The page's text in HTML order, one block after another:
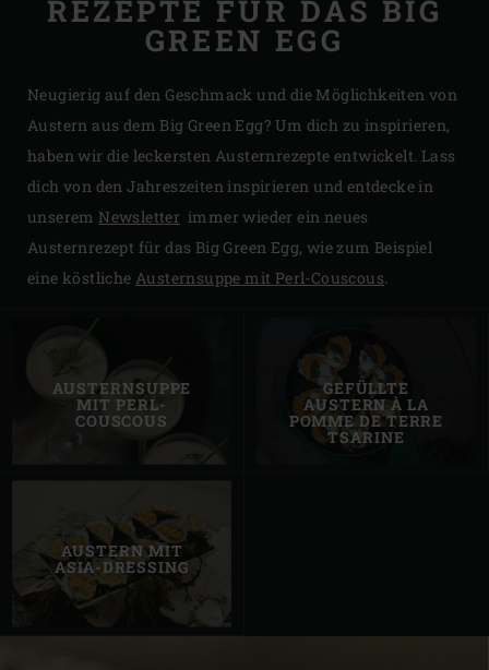
REZEPTE FÜR DAS BIG
GREEN EGG
Neugierig auf den Geschmack und die Möglichkeiten von
Austern aus dem Big Green Egg? Um dich zu inspirieren,
haben wir die leckersten Austernrezepte entwickelt. Lass
dich von den Jahreszeiten inspirieren und entdecke in
unserem Newsletter immer wieder ein neues
Austernrezept für das Big Green Egg, wie zum Beispiel
eine köstliche Austernsuppe mit Perl-Couscous
AUSTERNSUPPE
MIT PERL-
COUSCOUS
GEFÜLLTE
AUSTERN À LA
POMME DE TERRE
TSARINE
AUSTERN MIT
ASIA-DRESSING